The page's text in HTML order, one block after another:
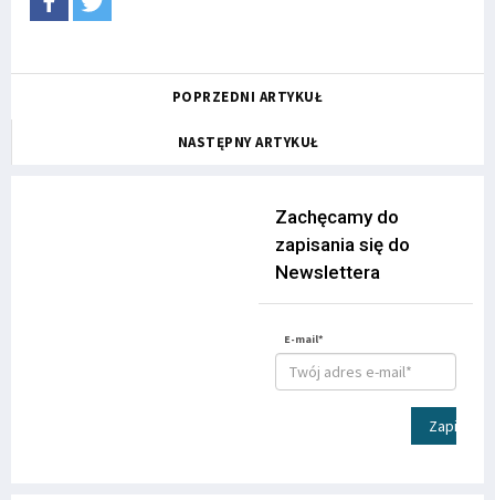
POPRZEDNI ARTYKUŁ
NASTĘPNY ARTYKUŁ
Zachęcamy do
zapisania się do
Newslettera
E-mail*
Zapisz